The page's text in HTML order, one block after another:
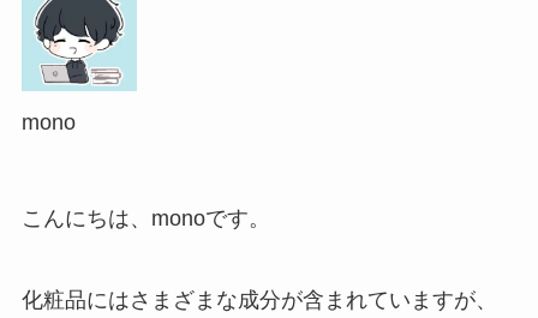
mono
こんにちは、monoです。
化粧品にはさまざまな成分が含まれていますが、